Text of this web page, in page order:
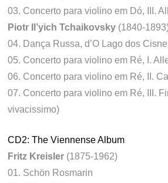
03. Concerto para violino em Dó, III.
Piotr Il’yich Tchaikovsky (1840-
04. Dança Russa, d’O Lago dos
05. Concerto para violino em Ré, I.
06. Concerto para violino em Ré, II.
07. Concerto para violino em Ré, III.
vivacissimo)
CD2: The Viennense Album
Fritz Kreisler (1875-1962)
01. Schön Rosmarin